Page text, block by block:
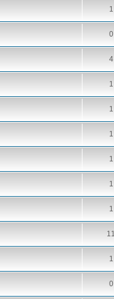
1
0
4
1
1
1
1
1
1
11
1
0